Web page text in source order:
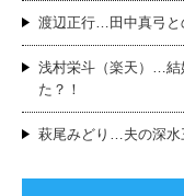
渡辺正行…田中真弓と
浅村栄斗（楽天）…結
た？！
萩尾みどり…夫の深水